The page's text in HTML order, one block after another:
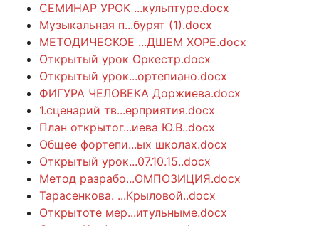
СЕМИНАР УРОК ...кульптуре.docx
Музыкальная п...бурят (1).docx
МЕТОДИЧЕСКОЕ ...ДШЕМ ХОРЕ.docx
Открытый урок Оркестр.docx
Открытый урок...ортепиано.docx
ФИГУРА ЧЕЛОВЕКА Доржиева.docx
1.сценарий тв...ерприятия.docx
План открытог...иева Ю.В..docx
Общее фортепи...ых школах.docx
Открытый урок...07.10.15..docx
Метод разрабо...ОМПОЗИЦИЯ.docx
Тарасенкова. ...Крыловой..docx
Открытоте мер...итульныме.docx